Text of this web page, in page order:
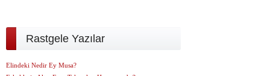
Rastgele Yazılar
Elindeki Nedir Ey Musa?